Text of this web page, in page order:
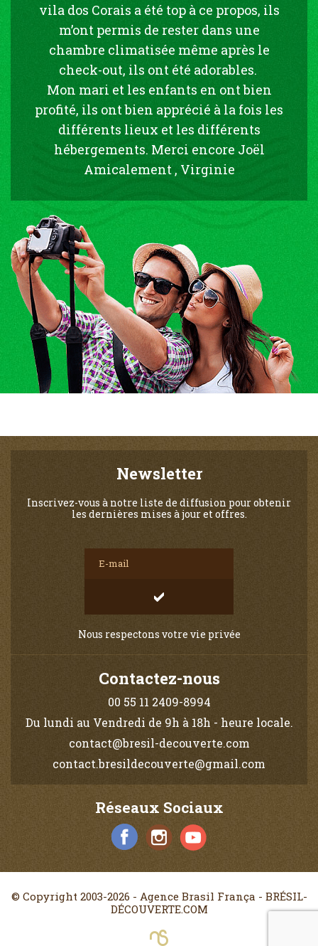
vila dos Corais a été top à ce propos, ils
m’ont permis de rester dans une
chambre climatisée même après le
check-out, ils ont été adorables.
Mon mari et les enfants en ont bien
profité, ils ont bien apprécié à la fois les
différents lieux et les différents
hébergements. Merci encore Joël
Amicalement , Virginie
Newsletter
Inscrivez-vous à notre liste de diffusion pour obtenir
les dernières mises à jour et offres.
Nous respectons votre vie privée
Contactez-nous
00 55 11 2409-8994
Du lundi au Vendredi de 9h à 18h - heure locale.
contact@bresil-decouverte.com
contact.bresildecouverte@gmail.com
Réseaux Sociaux
© Copyright 2003-2026 - Agence Brasil França - BRÉSIL-
DÉCOUVERTE.COM